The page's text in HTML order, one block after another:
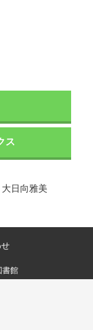
ス
日向雅美
書館